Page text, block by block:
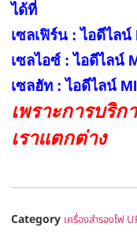
ได้ที่
เซลเฟิร์น : ไอดีไล
เซลไอซ์ : ไอดีไลน์
เซลฮัท : ไอดีไลน์
เพราะการบริ
เราแตกต่าง
Category เครื่องสำรองไฟ